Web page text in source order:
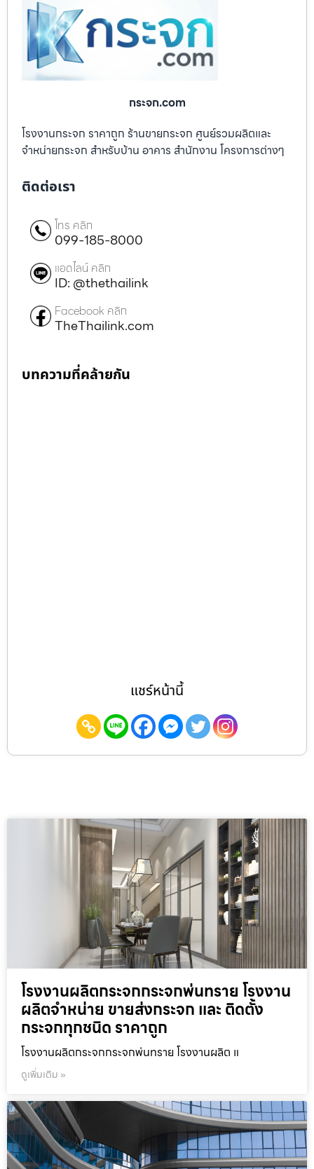
กระจก.com
โรงงานกระจก ราคาถูก ร้านขายกระจก ศูนย์รวมผลิตและ
จำหน่ายกระจก สำหรับบ้าน อาคาร สำนักงาน โครงการต่างๆ
ติดต่อเรา
โทร คลิก
099-185-8000
แอดไลน์ คลิก
ID: @thethailink
Facebook คลิก
TheThailink.com
บทความที่คล้ายกัน
แชร์หน้านี้
โรงงานผลิตกระจกกระจกพ่นทราย โรงงาน
ผลิตจำหน่าย ขายส่งกระจก และ ติดตั้ง
กระจกทุกชนิด ราคาถูก
โรงงานผลิตกระจกกระจกพ่นทราย โรงงานผลิต แ
ดูเพิ่มเติม »